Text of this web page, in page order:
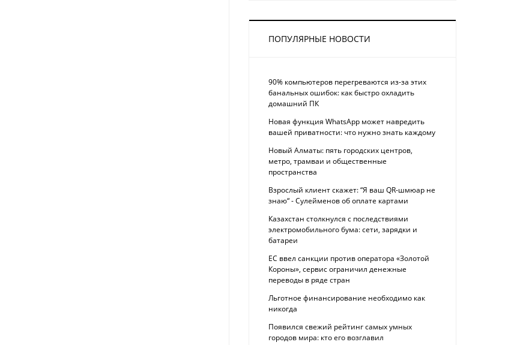
ПОПУЛЯРНЫЕ НОВОСТИ
90% компьютеров перегреваются из-за этих
банальных ошибок: как быстро охладить
домашний ПК
Новая функция WhatsApp может навредить
вашей приватности: что нужно знать каждому
Новый Алматы: пять городских центров,
метро, трамваи и общественные
пространства
Взрослый клиент скажет: “Я ваш QR-шмюар не
знаю“ - Сулейменов об оплате картами
Казахстан столкнулся с последствиями
электромобильного бума: сети, зарядки и
батареи
ЕС ввел санкции против оператора «Золотой
Короны», сервис ограничил денежные
переводы в ряде стран
Льготное финансирование необходимо как
никогда
Появился свежий рейтинг самых умных
городов мира: кто его возглавил